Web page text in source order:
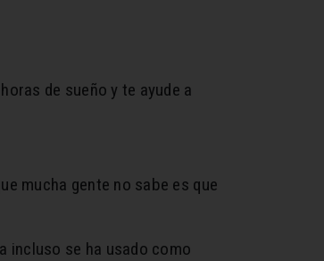
de sueño y te ayude a
mucha gente no sabe es que
incluso se ha usado como